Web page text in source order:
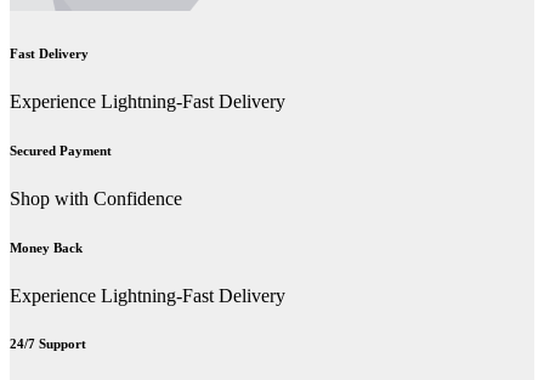
Fast Delivery
Experience Lightning-Fast Delivery
Secured Payment
Shop with Confidence
Money Back
Experience Lightning-Fast Delivery
24/7 Support